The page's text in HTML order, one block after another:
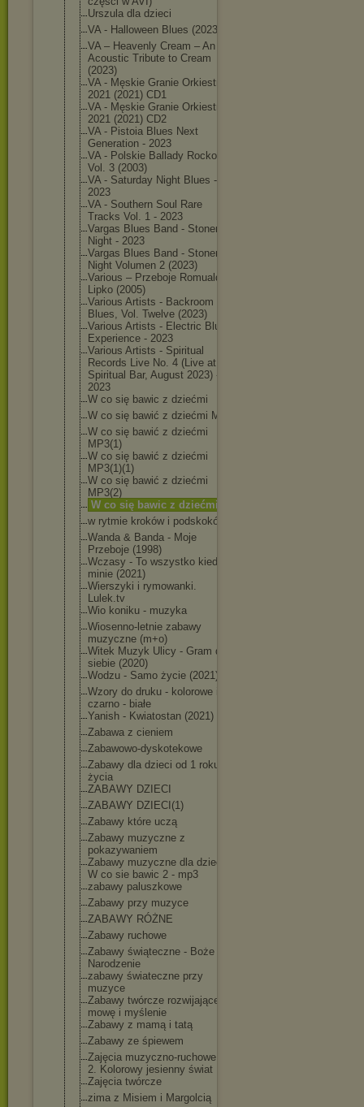
Urszula dla dzieci
VA - Halloween Blues (2023)
VA – Heavenly Cream – An
Acoustic Tribute to Cream
(2023)
VA - Męskie Granie Orkiestra
2021 (2021) CD1
VA - Męskie Granie Orkiestra
2021 (2021) CD2
VA - Pistoia Blues Next
Generation - 2023
VA - Polskie Ballady Rockowe
Vol. 3 (2003)
VA - Saturday Night Blues -
2023
VA - Southern Soul Rare
Tracks Vol. 1 - 2023
Vargas Blues Band - Stoner
Night - 2023
Vargas Blues Band - Stoner
Night Volumen 2 (2023)
Various – Przeboje Romualda
Lipko (2005)
Various Artists - Backroom
Blues, Vol. Twelve (2023)
Various Artists - Electric Blues
Experience - 2023
Various Artists - Spiritual
Records Live No. 4 (Live at
Spiritual Bar, August 2023) -
2023
W co się bawic z dziećmi
W co się bawić z dziećmi MP3
W co się bawić z dziećmi
MP3(1)
W co się bawić z dziećmi
MP3(1)(1)
W co się bawić z dziećmi
MP3(2)
W co się bawic z dziećmi(1)
w rytmie kroków i podskoków
Wanda & Banda - Moje
Przeboje (1998)
Wczasy - To wszystko kiedyś
minie (2021)
Wierszyki i rymowanki.
Lulek.tv
Wio koniku - muzyka
Wiosenno-letnie zabawy
muzyczne (m+o)
Witek Muzyk Ulicy - Gram dla
siebie (2020)
Wodzu - Samo życie (2021)
Wzory do druku - kolorowe i
czarno - białe
Yanish - Kwiatostan (2021)
Zabawa z cieniem
Zabawowo-dyskotekowe
Zabawy dla dzieci od 1 roku
życia
ZABAWY DZIECI
ZABAWY DZIECI(1)
Zabawy które uczą
Zabawy muzyczne z
pokazywaniem
Zabawy muzyczne dla dzieci -
W co sie bawic 2 - mp3
zabawy paluszkowe
Zabawy przy muzyce
ZABAWY RÓŻNE
Zabawy ruchowe
Zabawy świąteczne - Boże
Narodzenie
zabawy świateczne przy
muzyce
Zabawy twórcze rozwijające
mowę i myślenie
Zabawy z mamą i tatą
Zabawy ze śpiewem
Zajęcia muzyczno-ruchowe. Cz
2. Kolorowy jesienny świat
Zajęcia twórcze
zima z Misiem i Margolcią